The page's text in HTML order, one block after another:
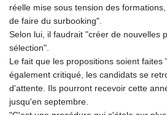
réelle mise sous tension des
de faire du surbooking".
Selon lui, il faudrait "créer de nouvelles
sélection".
Le fait que les propositions soient faites
également critiqué, les candidats se
d'attente. Ils pourront recevoir cette
jusqu'en septembre.